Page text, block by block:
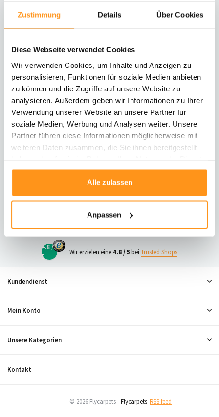
Zustimmung Details Über Cookies
Diese Webseite verwendet Cookies
Wir verwenden Cookies, um Inhalte und Anzeigen zu
personalisieren, Funktionen für soziale Medien anbieten
zu können und die Zugriffe auf unsere Website zu
analysieren. Außerdem geben wir Informationen zu Ihrer
Verwendung unserer Website an unsere Partner für
soziale Medien, Werbung und Analysen weiter. Unsere
Partner führen diese Informationen möglicherweise mit
weiteren Daten zusammen, die Sie ihnen bereitgestellt
gesammelt haben.
Alle zulassen
Anpassen
Informationen zur Rücksendung
Direkt chatten
Mit einem Mitarbeiter chatten
E-Mail senden
vragen@flycarpets.nl
Telefonischer Kontakt
23
4.8 /
5
Wir erzielen eine 4.8 / 5 bei Trusted Shops
Kundendienst
Mein Konto
Unsere Kategorien
Kontakt
© 2026 Flycarpets -Flycarpets RSS feed